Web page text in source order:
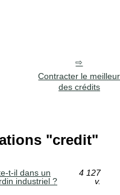
Contracter le meilleur
des crédits
"credit"
t-il dans un
industriel ?
4 127
v.